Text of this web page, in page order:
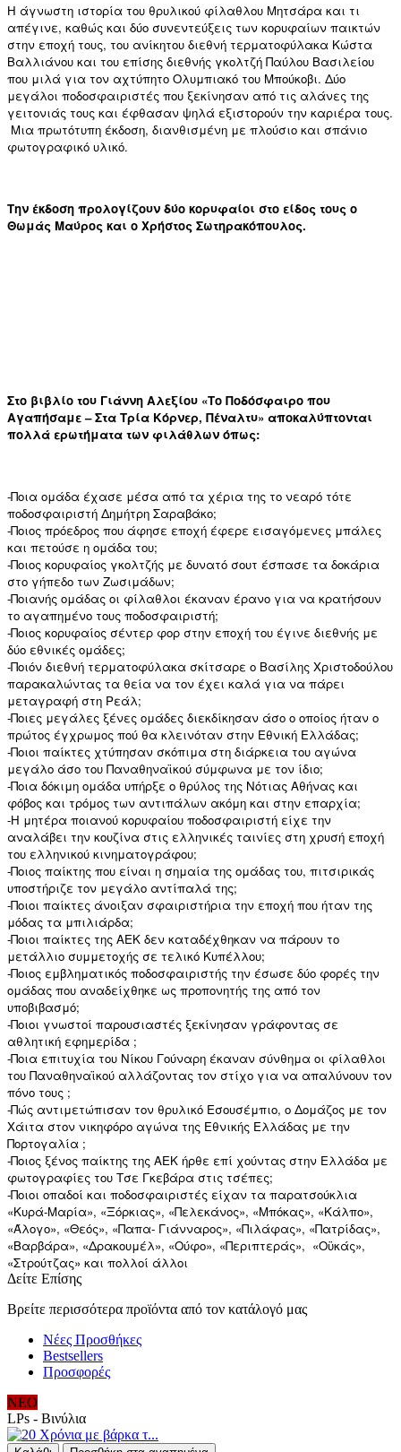
Η άγνωστη ιστορία του θρυλικού φίλαθλου Μητσάρα και τι
απέγινε, καθώς και δύο συνεντεύξεις των κορυφαίων παικτών
στην εποχή τους, του ανίκητου διεθνή τερματοφύλακα Κώστα
Βαλλιάνου και του επίσης διεθνής γκολτζή Παύλου Βασιλείου
που μιλά για τον αχτύπητο Ολυμπιακό του Μπούκοβι. Δύο
μεγάλοι ποδοσφαιριστές που ξεκίνησαν από τις αλάνες της
γειτονιάς τους και έφθασαν ψηλά εξιστορούν την καριέρα τους.
Μια πρωτότυπη έκδοση, διανθισμένη με πλούσιο και σπάνιο
φωτογραφικό υλικό.
Tην έκδοση προλογίζουν δύο κορυφαίοι στο είδος τους ο
Θωμάς Μαύρος και ο Χρήστος Σωτηρακόπουλος.
Στο βιβλίο του Γιάννη Αλεξίου «Το Ποδόσφαιρο που
Αγαπήσαμε – Στα Τρία Κόρνερ, Πέναλτυ» αποκαλύπτονται
πολλά ερωτήματα των φιλάθλων όπως:
-Ποια ομάδα έχασε μέσα από τα χέρια της το νεαρό τότε
ποδοσφαιριστή Δημήτρη Σαραβάκο;
-Ποιος πρόεδρος που άφησε εποχή έφερε εισαγόμενες μπάλες
και πετούσε η ομάδα του;
-Ποιος κορυφαίος γκολτζής με δυνατό σουτ έσπασε τα δοκάρια
στο γήπεδο των Ζωσιμάδων;
-Ποιανής ομάδας οι φίλαθλοι έκαναν έρανο για να κρατήσουν
το αγαπημένο τους ποδοσφαιριστή;
-Ποιος κορυφαίος σέντερ φορ στην εποχή του έγινε διεθνής με
δύο εθνικές ομάδες;
-Ποιόν διεθνή τερματοφύλακα σκίτσαρε ο Βασίλης Χριστοδούλου
παρακαλώντας τα θεία να τον έχει καλά για να πάρει
μεταγραφή στη Ρεάλ;
-Ποιες μεγάλες ξένες ομάδες διεκδίκησαν άσο ο οποίος ήταν ο
πρώτος έγχρωμος πού θα κλεινόταν στην Εθνική Ελλάδας;
-Ποιοι παίκτες χτύπησαν σκόπιμα στη διάρκεια του αγώνα
μεγάλο άσο του Παναθηναϊκού σύμφωνα με τον ίδιο;
-Ποια δόκιμη ομάδα υπήρξε ο θρύλος της Νότιας Αθήνας και
φόβος και τρόμος των αντιπάλων ακόμη και στην επαρχία;
-Η μητέρα ποιανού κορυφαίου ποδοσφαιριστή είχε την
αναλάβει την κουζίνα στις ελληνικές ταινίες στη χρυσή εποχή
του ελληνικού κινηματογράφου;
-Ποιος παίκτης που είναι η σημαία της ομάδας του, πιτσιρικάς
υποστήριζε τον μεγάλο αντίπαλά της;
-Ποιοι παίκτες άνοιξαν σφαιριστήρια την εποχή που ήταν της
μόδας τα μπιλιάρδα;
-Ποιοι παίκτες της ΑΕΚ δεν καταδέχθηκαν να πάρουν το
μετάλλιο συμμετοχής σε τελικό Κυπέλλου;
-Ποιος εμβληματικός ποδοσφαιριστής την έσωσε δύο φορές την
ομάδας που αναδείχθηκε ως προπονητής της από τον
υποβιβασμό;
-Ποιοι γνωστοί παρουσιαστές ξεκίνησαν γράφοντας σε
αθλητική εφημερίδα ;
-Ποια επιτυχία του Νίκου Γούναρη έκαναν σύνθημα οι φίλαθλοι
του Παναθηναϊκού αλλάζοντας τον στίχο για να απαλύνουν τον
πόνο τους ;
-Πώς αντιμετώπισαν τον θρυλικό Εσουσέμπιο, ο Δομάζος με τον
Χάιτα στον νικηφόρο αγώνα της Εθνικής Ελλάδας με την
Πορτογαλία ;
-Ποιος ξένος παίκτης της ΑΕΚ ήρθε επί χούντας στην Ελλάδα με
φωτογραφίες του Τσε Γκεβάρα στις τσέπες;
-Ποιοι οπαδοί και ποδοσφαιριστές είχαν τα παρατσούκλια
«Κυρά-Μαρία», «Ξόρκιας», «Πελεκάνος», «Μπόκας», «Κάλπο»,
«Άλογο», «Θεός», «Παπα- Γιάνναρος», «Πιλάφας», «Πατρίδας»,
«Βαρβάρα», «Δρακουμέλ», «Ούφο», «Περιπτεράς», «Οϋκάς»,
«Στρούτζας» και πολλοί άλλοι
Δείτε Επίσης
Βρείτε περισσότερα προϊόντα από τον κατάλογό μας
Νέες Προσθήκες
Bestsellers
Προσφορές
ΝΕΟ
LPs - Βινύλια